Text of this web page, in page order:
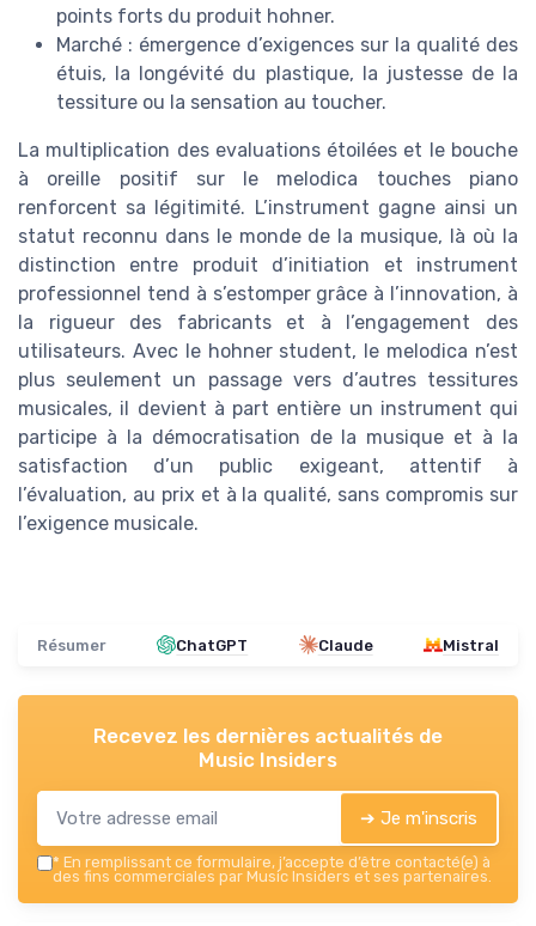
points forts du produit hohner.
Marché : émergence d’exigences sur la qualité des
étuis, la longévité du plastique, la justesse de la
tessiture ou la sensation au toucher.
La multiplication des evaluations étoilées et le bouche
à oreille positif sur le melodica touches piano
renforcent sa légitimité. L’instrument gagne ainsi un
statut reconnu dans le monde de la musique, là où la
distinction entre produit d’initiation et instrument
professionnel tend à s’estomper grâce à l’innovation, à
la rigueur des fabricants et à l’engagement des
utilisateurs. Avec le hohner student, le melodica n’est
plus seulement un passage vers d’autres tessitures
musicales, il devient à part entière un instrument qui
participe à la démocratisation de la musique et à la
satisfaction d’un public exigeant, attentif à
l’évaluation, au prix et à la qualité, sans compromis sur
l’exigence musicale.
Résumer ChatGPT Claude Mistral
Recevez les dernières actualités de
Music Insiders
➔ Je m'inscris
* En remplissant ce formulaire, j’accepte d’être contacté(e) à
des fins commerciales par Music Insiders et ses partenaires.